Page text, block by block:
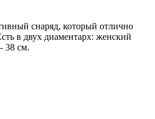
снаряд, который отлично
в двух диаментарх: женский
38 см.